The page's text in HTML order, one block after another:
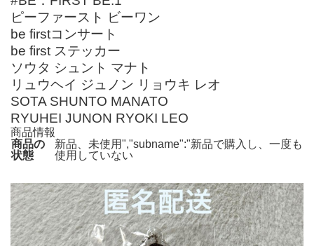
ピーファースト ビーワン
be firstコンサート
be first ステッカー
ソウタ シュント マナト
リュウヘイ ジュノン リョウキ レオ
SOTA SHUNTO MANATO
RYUHEI JUNON RYOKI LEO
商品情報
商品の
状態
新品、未使用","subname":"新品で購入し、一度も
使用していない